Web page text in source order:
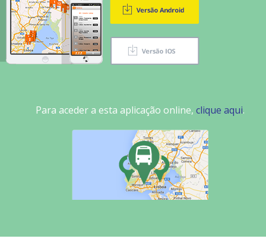
Para aceder a esta aplicação online, clique aqui.